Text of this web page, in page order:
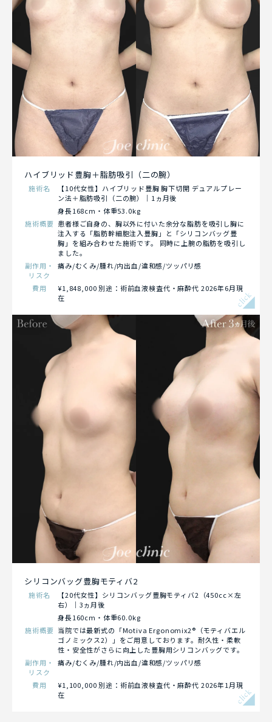
ハイブリッド豊胸＋脂肪吸引（二の腕）
施術名
【10代女性】ハイブリッド豊胸 胸下切開 デュアルプレー
ン法＋脂肪吸引（二の腕）｜1ヵ月後
身長168cm・体重53.0kg
施術概要 患者様ご自身の、胸以外に付いた余分な脂肪を吸引し胸に
注入する「脂肪幹細胞注入豊胸」と「シリコンバッグ豊
胸」を組み合わせた施術です。 同時に上腕の脂肪を吸引し
ました。
副作用・
リスク
痛み/むくみ/腫れ/内出血/違和感/ツッパリ感
費用
¥1,848,000 別途：術前血液検査代・麻酔代 2026年6月現
在
click
シリコンバッグ豊胸モティバ2
施術名
【20代女性】シリコンバッグ豊胸モティバ2（450cc×左
右）｜3ヵ月後
身長160cm・体重60.0kg
施術概要 当院では最新式の「Motiva Ergonomix2®（モティバエル
ゴノミックス2）」をご用意しております。耐久性・柔軟
性・安全性がさらに向上した豊胸用シリコンバッグです。
副作用・
リスク
痛み/むくみ/腫れ/内出血/違和感/ツッパリ感
費用
¥1,100,000 別途：術前血液検査代・麻酔代 2026年1月現
在
click